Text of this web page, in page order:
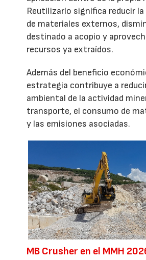
Reutilizarlo significa reducir la
de materiales externos,
destinado a acopio y
recursos ya extraídos.
Además del beneficio
estrategia contribuye a
ambiental de la actividad
transporte, el consumo de
y las emisiones asociadas.
MB Crusher en el MMH